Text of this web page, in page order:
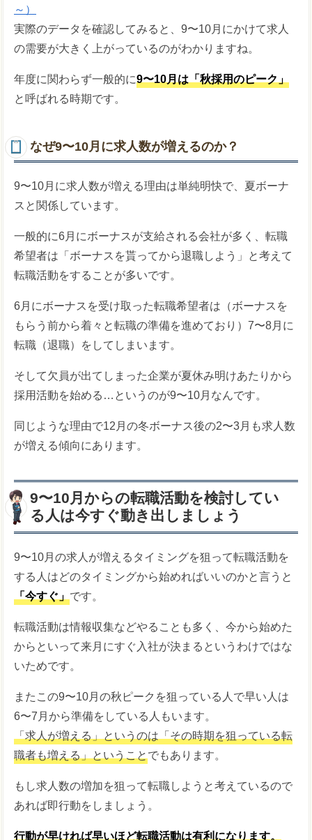
～）
実際のデータを確認してみると、9〜10月にかけて求人
の需要が大きく上がっているのがわかりますね。
年度に関わらず一般的に9〜10月は「秋採用のピーク」
と呼ばれる時期です。
なぜ9〜10月に求人数が増えるのか？
9〜10月に求人数が増える理由は単純明快で、夏ボーナ
スと関係しています。
一般的に6月にボーナスが支給される会社が多く、転職
希望者は「ボーナスを貰ってから退職しよう」と考えて
転職活動をすることが多いです。
6月にボーナスを受け取った転職希望者は（ボーナスを
もらう前から着々と転職の準備を進めており）7〜8月に
転職（退職）をしてしまいます。
そして欠員が出てしまった企業が夏休み明けあたりから
採用活動を始める…というのが9〜10月なんです。
同じような理由で12月の冬ボーナス後の2〜3月も求人数
が増える傾向にあります。
9〜10月からの転職活動を検討してい
る人は今すぐ動き出しましょう
9〜10月の求人が増えるタイミングを狙って転職活動を
する人はどのタイミングから始めればいいのかと言うと
「今すぐ」 です。
転職活動は情報収集などやることも多く、今から始めた
からといって来月にすぐ入社が決まるというわけではな
いためです。
またこの9〜10月の秋ピークを狙っている人で早い人は
6〜7月から準備をしている人もいます。
「求人が増える」というのは「その時期を狙っている転
職者も増える」ということ でもあります。
もし求人数の増加を狙って転職しようと考えているので
あれば即行動をしましょう。
行動が早ければ早いほど転職活動は有利になります。